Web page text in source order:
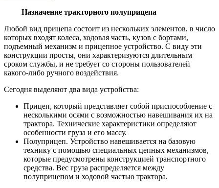
Назначение тракторного полуприцепа
Любой вид прицепа состоит из нескольких элементов, в число
которых входят колеса, ходовая часть, кузов с бортами,
подъемный механизм и прицепное устройство. С виду эти
конструкции просты, они характеризуются длительным
сроком службы, и не требует со стороны пользователей
какого-либо ручного воздействия.
Сегодня выделяют два вида устройства:
Прицеп, который представляет собой приспособление с
несколькими осями с возможностью навешивания их на
трактора. Технические характеристики определяют
особенности груза и его массу.
Полуприцеп. Устройство навешивается на базовую
технику с помощью специальных цепных механизмов,
которые предусмотрены конструкцией транспортного
средства. Вес груза распределяется между
полуприцепом и ходовой частью трактора.